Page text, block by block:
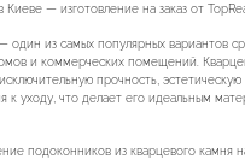
Киеве — изготовление на заказ от
один из самых популярных вариантов
и коммерческих помещений.
прочность, эстетическую
к уходу, что делает его идеальным
подоконников из кварцевого камня